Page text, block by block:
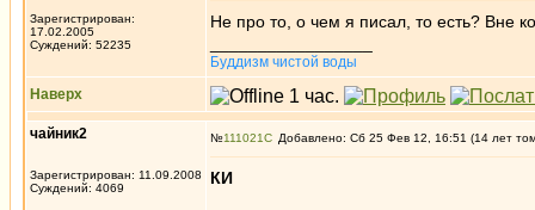
Зарегистрирован:
17.02.2005
Суждений: 52235
Не про то, о чем я писал, то есть? Вне
Буддизм чистой воды
Наверх
чайник2
Зарегистрирован: 11.09.2008
Суждений: 4069
№111021 Добавлено: Сб 25 Фев 12, 16:51 (14 лет
КИ